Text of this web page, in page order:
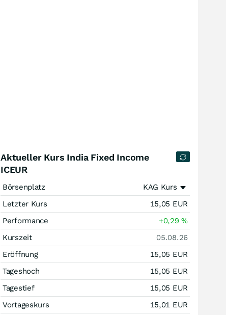
Aktueller Kurs India Fixed Income
ICEUR
Börsenplatz
KAG Kurs
Letzter Kurs
15,05 EUR
Performance
+0,29%
Kurszeit
05.08.26
Eröffnung
15,05 EUR
Tageshoch
15,05 EUR
Tagestief
15,05 EUR
Vortageskurs
15,01 EUR